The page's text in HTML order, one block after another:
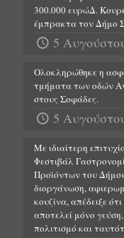
300.000 ευρώΔ.
έμπρακτα τον Δήμο
5
Ολοκληρώθηκε η
τμήματα των οδών
στους Σοφάδες.
5
Με ιδιαίτερη
Φεστιβάλ
Προϊόντων του
διοργάνωση,
κουζίνα, απέδειξε
αποτελεί μόνο
πολιτισμό και